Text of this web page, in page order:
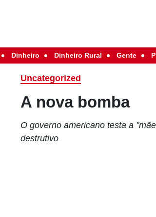
Dinheiro Dinheiro Rural Gente
Uncategorized
A nova bomba
O governo americano testa a
destrutivo